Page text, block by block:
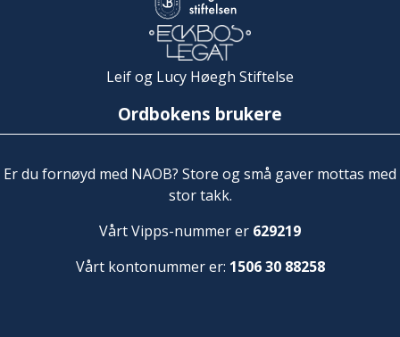
Leif og Lucy Høegh Stiftelse
Ordbokens brukere
Er du fornøyd med NAOB? Store og små gaver mottas med
stor takk.
Vårt Vipps-nummer er 629219
Vårt kontonummer er: 1506 30 88258